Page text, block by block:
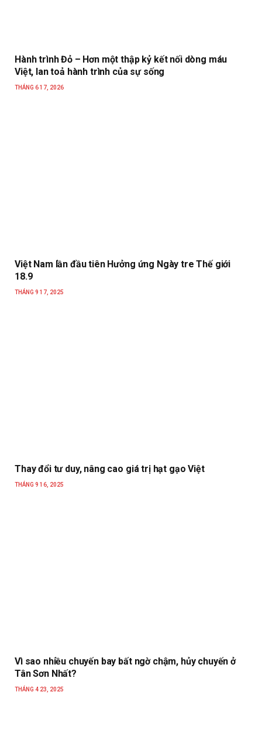
Hành trình Đỏ – Hơn một thập kỷ kết nối dòng máu
Việt, lan toả hành trình của sự sống
THÁNG 6 17, 2026
Việt Nam lần đầu tiên Hưởng ứng Ngày tre Thế giới
18.9
THÁNG 9 17, 2025
Thay đổi tư duy, nâng cao giá trị hạt gạo Việt
THÁNG 9 16, 2025
Vì sao nhiều chuyến bay bất ngờ chậm, hủy chuyến ở
Tân Sơn Nhất?
THÁNG 4 23, 2025